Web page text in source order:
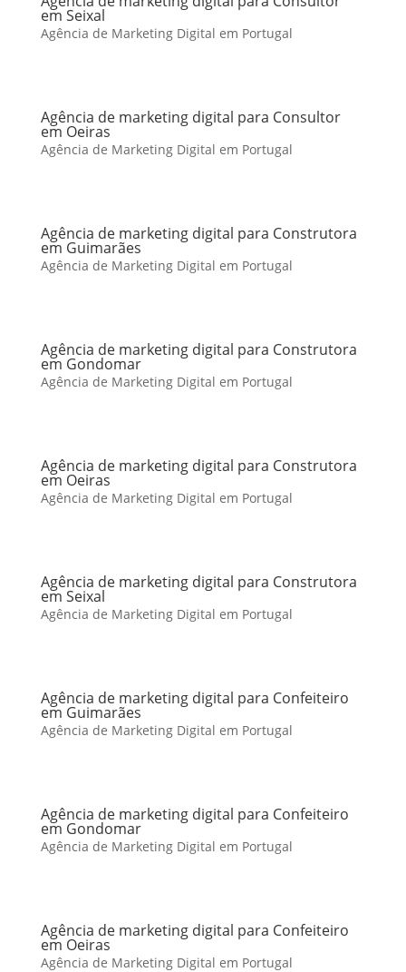
em Seixal
Agência de Marketing Digital em Portugal
Agência de marketing digital para Consultor
em Oeiras
Agência de Marketing Digital em Portugal
Agência de marketing digital para Construtora
em Guimarães
Agência de Marketing Digital em Portugal
Agência de marketing digital para Construtora
em Gondomar
Agência de Marketing Digital em Portugal
Agência de marketing digital para Construtora
em Oeiras
Agência de Marketing Digital em Portugal
Agência de marketing digital para Construtora
em Seixal
Agência de Marketing Digital em Portugal
Agência de marketing digital para Confeiteiro
em Guimarães
Agência de Marketing Digital em Portugal
Agência de marketing digital para Confeiteiro
em Gondomar
Agência de Marketing Digital em Portugal
Agência de marketing digital para Confeiteiro
em Oeiras
Agência de Marketing Digital em Portugal